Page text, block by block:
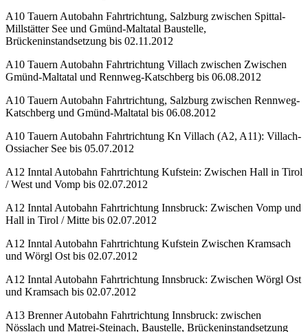
A10 Tauern Autobahn Fahrtrichtung, Salzburg zwischen Spittal-
Millstätter See und Gmünd-Maltatal Baustelle,
Brückeninstandsetzung bis 02.11.2012
A10 Tauern Autobahn Fahrtrichtung Villach zwischen Zwischen
Gmünd-Maltatal und Rennweg-Katschberg bis 06.08.2012
A10 Tauern Autobahn Fahrtrichtung, Salzburg zwischen Rennweg-
Katschberg und Gmünd-Maltatal bis 06.08.2012
A10 Tauern Autobahn Fahrtrichtung Kn Villach (A2, A11): Villach-
Ossiacher See bis 05.07.2012
A12 Inntal Autobahn Fahrtrichtung Kufstein: Zwischen Hall in Tirol
/ West und Vomp bis 02.07.2012
A12 Inntal Autobahn Fahrtrichtung Innsbruck: Zwischen Vomp und
Hall in Tirol / Mitte bis 02.07.2012
A12 Inntal Autobahn Fahrtrichtung Kufstein Zwischen Kramsach
und Wörgl Ost bis 02.07.2012
A12 Inntal Autobahn Fahrtrichtung Innsbruck: Zwischen Wörgl Ost
und Kramsach bis 02.07.2012
A13 Brenner Autobahn Fahrtrichtung Innsbruck: zwischen
Nösslach und Matrei-Steinach, Baustelle, Brückeninstandsetzung